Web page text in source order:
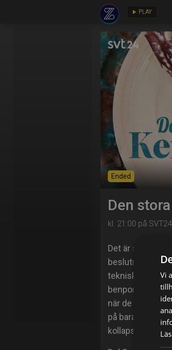
play_arrow PLAY
Ended
Den
kl. 21:00 på SVT24
Det är
beslutna att ta
tekniskt
benporslin
när de målar
på bara 15
kollapsar.
Vi